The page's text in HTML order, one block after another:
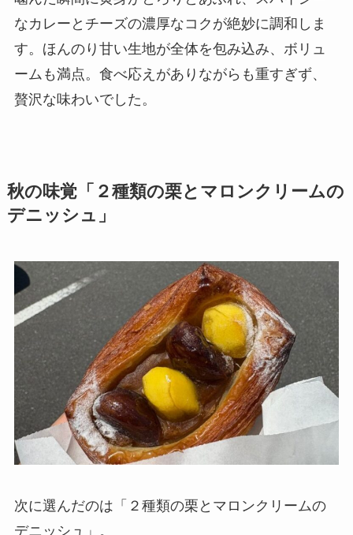
なカレーとチーズの濃厚なコクが絶妙に調和しま
す。ほんのり甘い生地が全体を包み込み、ボリュ
ームも満点。食べ応えがありながらも重すぎず、
贅沢な味わいでした。
秋の味覚「２種類の栗とマロンクリームの
デニッシュ」
次に選んだのは「２種類の栗とマロンクリームの
デニッシュ」。